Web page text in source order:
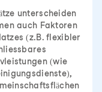
unterscheiden
auch Faktoren
(z.B. flexibler
(wie